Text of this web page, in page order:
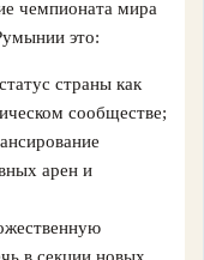
чемпионата мира
это:
страны как
сообществе;
арен и
в секции новых